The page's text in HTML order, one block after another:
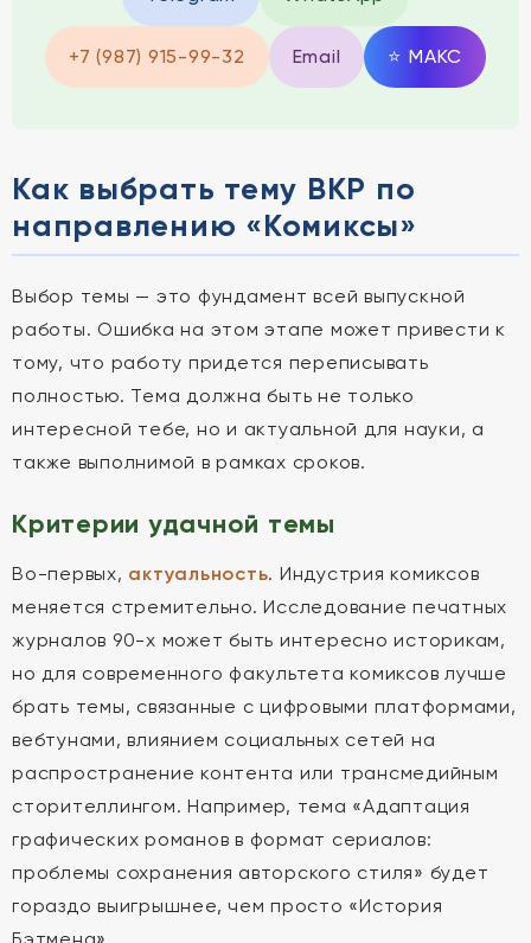
+7 (987) 915-99-32 Email ⭐ MAКС
Как выбрать тему ВКР по
направлению «Комиксы»
Выбор темы — это фундамент всей выпускной
работы. Ошибка на этом этапе может привести к
тому, что работу придется переписывать
полностью. Тема должна быть не только
интересной тебе, но и актуальной для науки, а
также выполнимой в рамках сроков.
Критерии удачной темы
Во-первых, актуальность. Индустрия комиксов
меняется стремительно. Исследование печатных
журналов 90-х может быть интересно историкам,
но для современного факультета комиксов лучше
брать темы, связанные с цифровыми платформами,
вебтунами, влиянием социальных сетей на
распространение контента или трансмедийным
сторителлингом. Например, тема «Адаптация
графических романов в формат сериалов:
проблемы сохранения авторского стиля» будет
гораздо выигрышнее, чем просто «История